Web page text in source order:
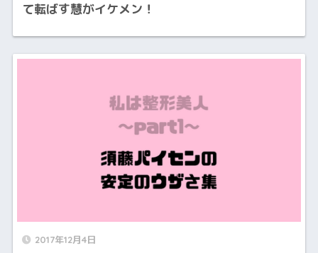
て転ばす慧がイケメン！
2017年12月4日